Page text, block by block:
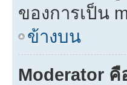
ของการเป็น
ข้างบน
Moderator คื